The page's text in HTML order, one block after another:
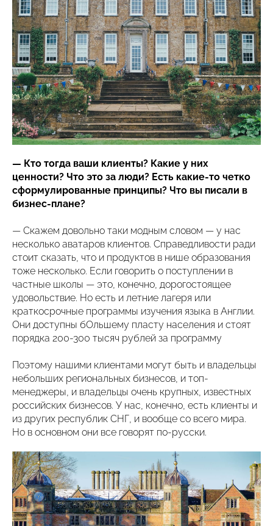
— Кто тогда ваши клиенты? Какие у них
ценности? Что это за люди? Есть какие-то четко
сформулированные принципы? Что вы писали в
бизнес-плане?
— Скажем довольно таки модным словом — у нас
несколько аватаров клиентов. Справедливости ради
стоит сказать, что и продуктов в нише образования
тоже несколько. Если говорить о поступлении в
частные школы — это, конечно, дорогостоящее
удовольствие. Но есть и летние лагеря или
краткосрочные программы изучения языка в Англии.
Они доступны бОльшему пласту населения и стоят
порядка 200-300 тысяч рублей за программу
Поэтому нашими клиентами могут быть и владельцы
небольших региональных бизнесов, и топ-
менеджеры, и владельцы очень крупных, известных
российских бизнесов. У нас, конечно, есть клиенты и
из других республик СНГ, и вообще со всего мира.
Но в основном они все говорят по-русски.